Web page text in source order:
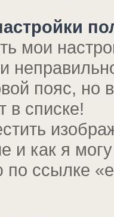
мои
пояс, но
в списке!
и как я
ссылке